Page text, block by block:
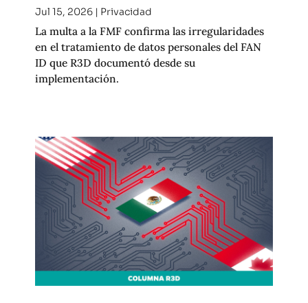
Jul 15, 2026| Privacidad
La multa a la FMF confirma las irregularidades
en el tratamiento de datos personales del FAN
ID que R3D documentó desde su
implementación.